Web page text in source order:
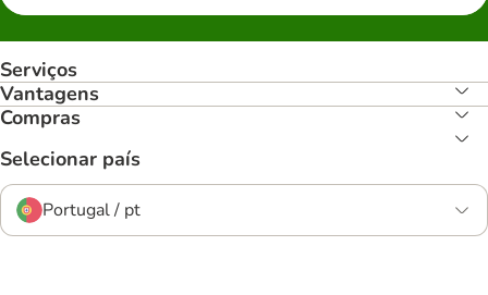
Serviços
Vantagens
Compras
Selecionar país
Portugal / pt